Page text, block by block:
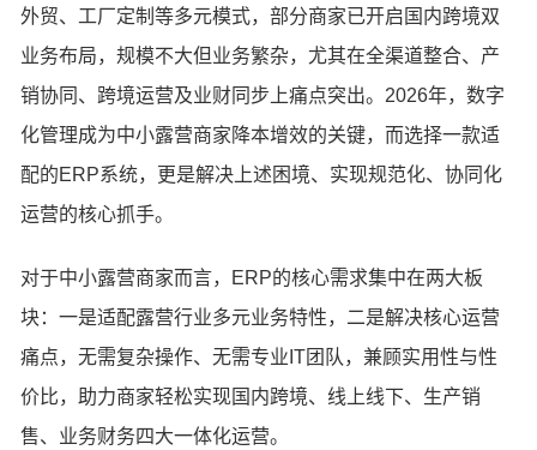
外贸、工厂定制等多元模式，部分商家已开启国内跨境双
业务布局，规模不大但业务繁杂，尤其在全渠道整合、产
销协同、跨境运营及业财同步上痛点突出。2026年，数字
化管理成为中小露营商家降本增效的关键，而选择一款适
配的ERP系统，更是解决上述困境、实现规范化、协同化
运营的核心抓手。
对于中小露营商家而言，ERP的核心需求集中在两大板
块：一是适配露营行业多元业务特性，二是解决核心运营
痛点，无需复杂操作、无需专业IT团队，兼顾实用性与性
价比，助力商家轻松实现国内跨境、线上线下、生产销
售、业务财务四大一体化运营。